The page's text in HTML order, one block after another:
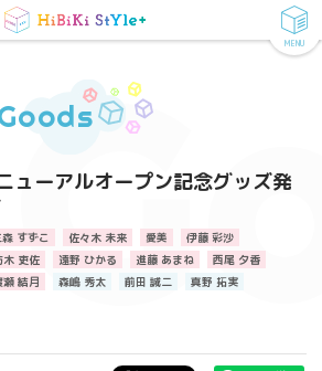
MENU
ューアルオープン記念グッズ発
森 すずこ 佐々木 未来 愛美
伊藤 彩沙
木 吏佐 遠野 ひかる 進藤 あまね
西尾 夕香
瀬 結月 森嶋 秀太 前田 誠二
真野 拓実